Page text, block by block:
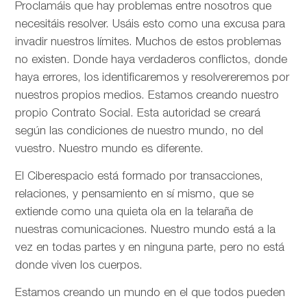
Proclamáis que hay problemas entre nosotros que
necesitáis resolver. Usáis esto como una excusa para
invadir nuestros límites. Muchos de estos problemas
no existen. Donde haya verdaderos conflictos, donde
haya errores, los identificaremos y resolvereremos por
nuestros propios medios. Estamos creando nuestro
propio Contrato Social. Esta autoridad se creará
según las condiciones de nuestro mundo, no del
vuestro. Nuestro mundo es diferente.
El Ciberespacio está formado por transacciones,
relaciones, y pensamiento en sí mismo, que se
extiende como una quieta ola en la telaraña de
nuestras comunicaciones. Nuestro mundo está a la
vez en todas partes y en ninguna parte, pero no está
donde viven los cuerpos.
Estamos creando un mundo en el que todos pueden